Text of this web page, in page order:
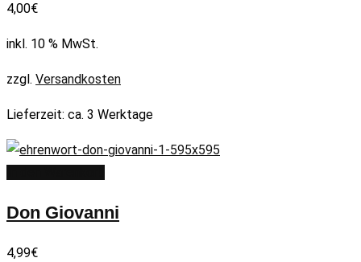
4,00€
inkl. 10 % MwSt.
zzgl. Versandkosten
Lieferzeit: ca. 3 Werktage
Don Giovanni
4,99€